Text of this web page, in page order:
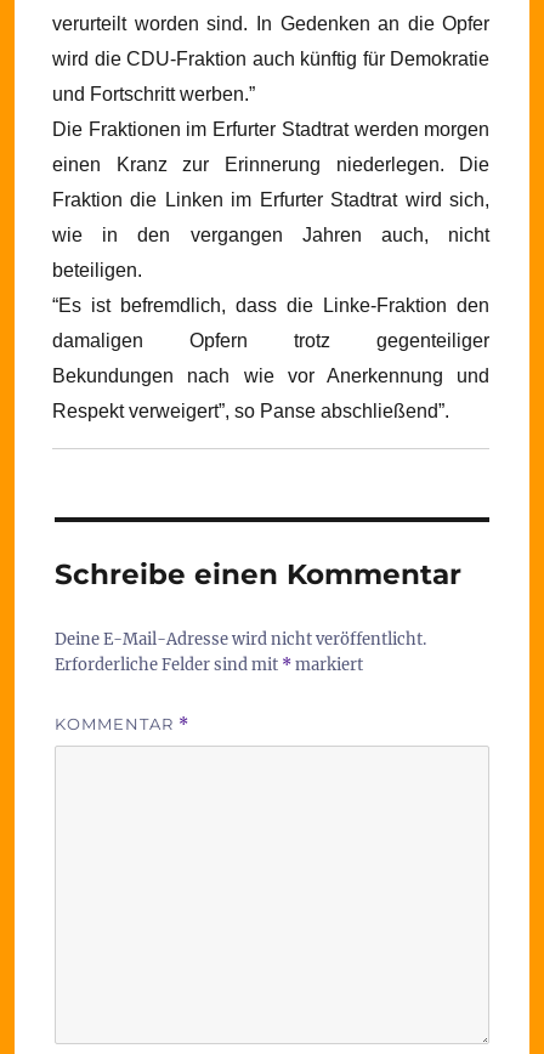
verurteilt worden sind. In Gedenken an die Opfer
wird die CDU-Fraktion auch künftig für Demokratie
und Fortschritt werben.”
Die Fraktionen im Erfurter Stadtrat werden morgen
einen Kranz zur Erinnerung niederlegen. Die
Fraktion die Linken im Erfurter Stadtrat wird sich,
wie in den vergangen Jahren auch, nicht
beteiligen.
“Es ist befremdlich, dass die Linke-Fraktion den
damaligen Opfern trotz gegenteiliger
Bekundungen nach wie vor Anerkennung und
Respekt verweigert”, so Panse abschließend”.
Schreibe einen Kommentar
Deine E-Mail-Adresse wird nicht veröffentlicht.
Erforderliche Felder sind mit *markiert
KOMMENTAR *